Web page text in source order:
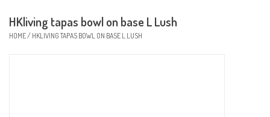
Woonaccessoires
HKliving tapas bowl on base L Lush
HOME/ HKLIVING TAPAS BOWL ON BASE L LUSH